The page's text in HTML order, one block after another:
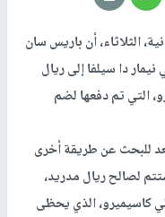
الثلاثاء، أن باريس سان
دا سيلفا إلى ريال
على 222 مليون يورو، التي تم دفعها لضم
للبحث عن طريقة أخرى
لصالح ريال مدريد،
كاسيميرو، الذي يحظى